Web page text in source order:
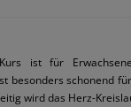
ist für
besonders schonend
wird das Herz-